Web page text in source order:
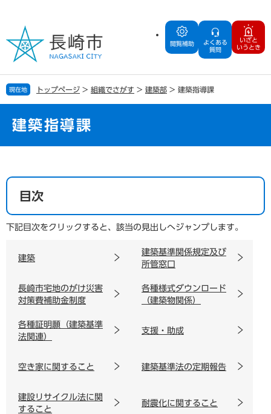
の
で
す
ー
ば
し
へ
閲覧補助
よくある
質問
いざと
いうとき
現在地 トップページ > 組織でさがす > 建築部 > 建築指導課
建築指導課
文
目次
下記目次をクリックすると、該当の見出しへジャンプします。
建築
建築基準関係規定及び
所管窓口
長崎市宅地のがけ災害
対策費補助金制度
各種様式ダウンロード
（建築物関係）
各種証明願（建築基準
法関連）
支援・助成
空き家に関すること 建築基準法の定期報告
建設リサイクル法に関
すること
耐震化に関すること